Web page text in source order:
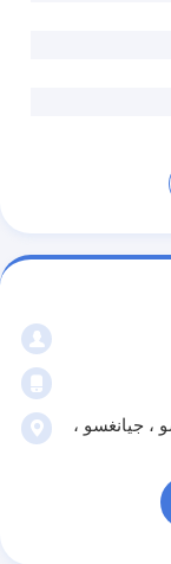
، جيانغسو ،